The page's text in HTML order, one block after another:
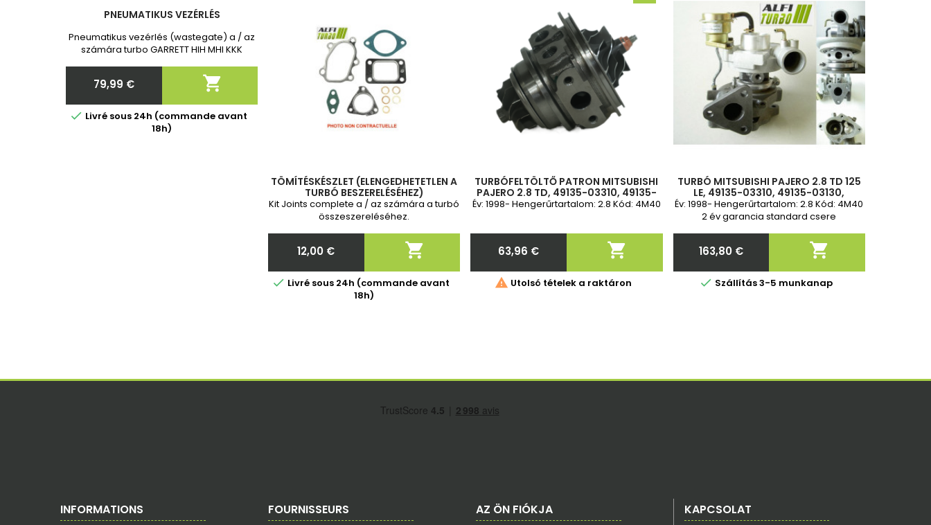
PNEUMATIKUS VEZÉRLÉS
Pneumatikus vezérlés (wastegate) a / az
számára turbo GARRETT HIH MHI KKK
garanciával. Megrendelés után kérjük,
adja meg nekünk a turbó pontos
Ár
79,99 € 
 Livré sous 24h (commande avant
18h)
TÖMÍTÉSKÉSZLET (ELENGEDHETETLEN A
TURBÓ BESZERELÉSÉHEZ)
Kit Joints complete a / az számára a turbó
összeszereléséhez.
Ár
12,00 € 
 Livré sous 24h (commande avant
18h)
TURBÓFELTÖLTŐ PATRON MITSUBISHI
PAJERO 2.8 TD, 49135-03310, 49135-
03130, MD202579, MD202578,
Év: 1998- Hengerűrtartalom: 2.8 Kód: 4M40
Ár
63,96 € 
 Utolsó tételek a raktáron
TURBÓ MITSUBISHI PAJERO 2.8 TD 125
LE, 49135-03310, 49135-03130,
4913503310, 4913503130, MD202579,
MD202578, MD202579, MD202578
Év: 1998- Hengerűrtartalom: 2.8 Kód: 4M40
2 év garancia standard csere
Ár
163,80 € 
 Szállítás 3-5 munkanap
INFORMATIONS FOURNISSEURS AZ ÖN FIÓKJA KAPCSOLAT